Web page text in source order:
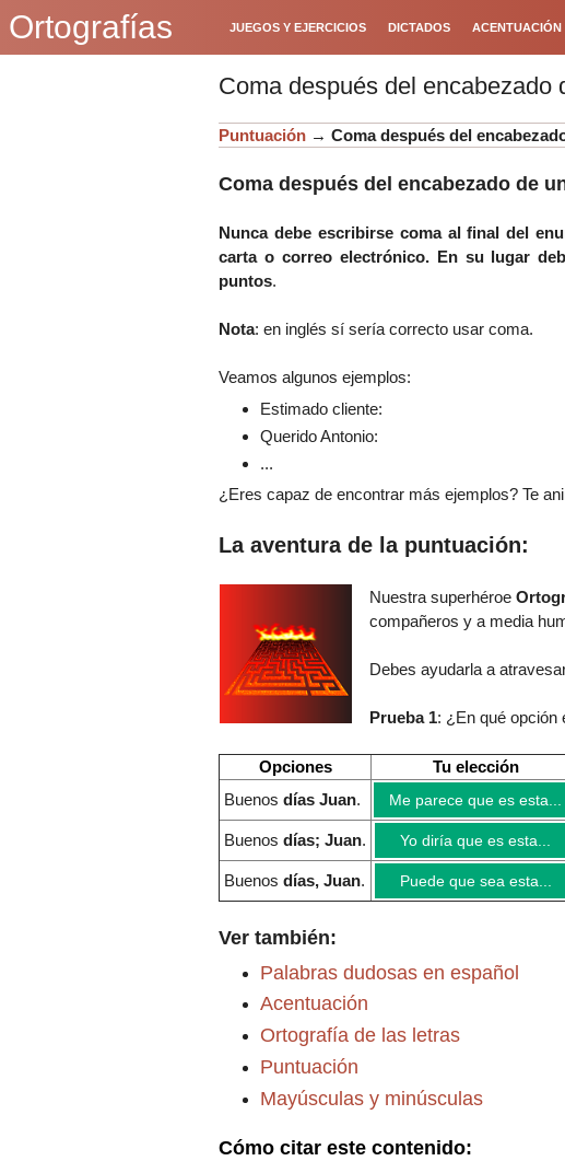
Ortografías JUEGOS Y EJERCICIOS DICTADOS ACENTUACIÓN
Coma después del encabezado
Puntuación → Coma después del
Coma después del encabezado de
Nunca debe escribirse coma al final del
carta o correo electrónico. En su lugar
puntos.
Nota: en inglés sí sería correcto usar coma.
Veamos algunos ejemplos:
Estimado cliente:
Querido Antonio:
...
¿Eres capaz de encontrar más ejemplos? Te
La aventura de la puntuación:
Nuestra superhéroe
compañeros y a media
Debes ayudarla a
Prueba 1: ¿En qué opción
Opciones
Tu elección
Buenos días Juan. Me parece que es esta...
Buenos días; Juan. Yo diría que es esta...
Buenos días, Juan. Puede que sea esta...
Ver también:
Palabras dudosas en español
Acentuación
Ortografía de las letras
Puntuación
Mayúsculas y minúsculas
Cómo citar este contenido: